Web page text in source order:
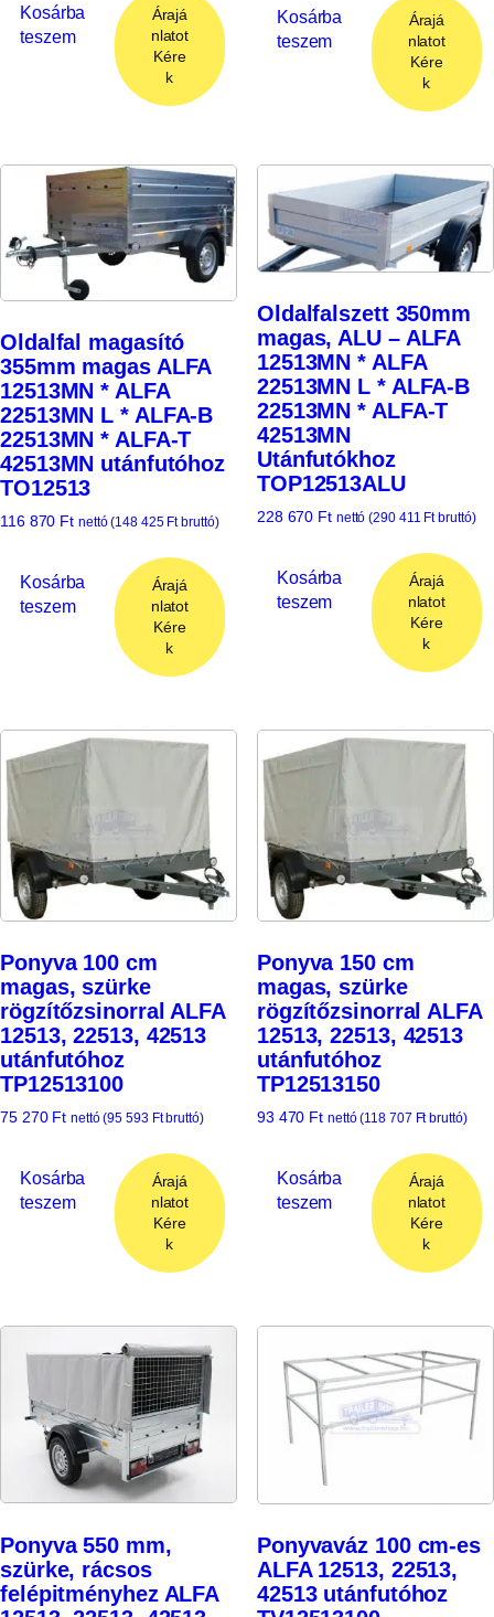
Kosárba
teszem
Árajá
nlatot
Kére
k
Kosárba
teszem
Árajá
nlatot
Kére
k
Oldalfal magasító
355mm magas ALFA
12513MN * ALFA
22513MN L * ALFA-B
22513MN * ALFA-T
42513MN utánfutóhoz
TO12513
116 870 Ft nettó (148 425 Ftbruttó)
Kosárba
teszem
Árajá
nlatot
Kére
k
Oldalfalszett 350mm
magas, ALU – ALFA
12513MN * ALFA
22513MN L * ALFA-B
22513MN * ALFA-T
42513MN
Utánfutókhoz
TOP12513ALU
228 670 Ft nettó (290 411 Ftbruttó)
Kosárba
teszem
Árajá
nlatot
Kére
k
Ponyva 100 cm
magas, szürke
rögzítőzsinorral ALFA
12513, 22513, 42513
utánfutóhoz
TP12513100
75 270 Ft nettó (95 593 Ftbruttó)
Kosárba
teszem
Árajá
nlatot
Kére
k
Ponyva 150 cm
magas, szürke
rögzítőzsinorral ALFA
12513, 22513, 42513
utánfutóhoz
TP12513150
93 470 Ft nettó (118 707 Ftbruttó)
Kosárba
teszem
Árajá
nlatot
Kére
k
Ponyva 550 mm,
szürke, rácsos
felépitményhez ALFA
Ponyvaváz 100 cm-es
ALFA 12513, 22513,
42513 utánfutóhoz